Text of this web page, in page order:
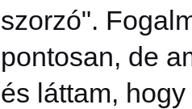
szorzó".
pontosan, de
és láttam,